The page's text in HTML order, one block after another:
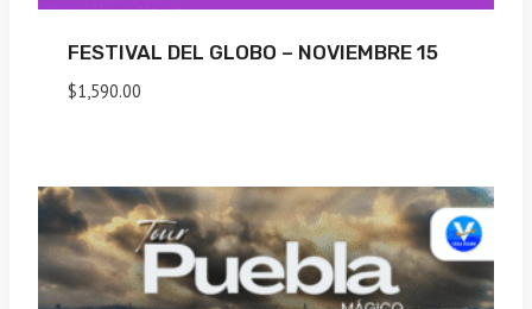
FESTIVAL DEL GLOBO – NOVIEMBRE 15
$1,590.00